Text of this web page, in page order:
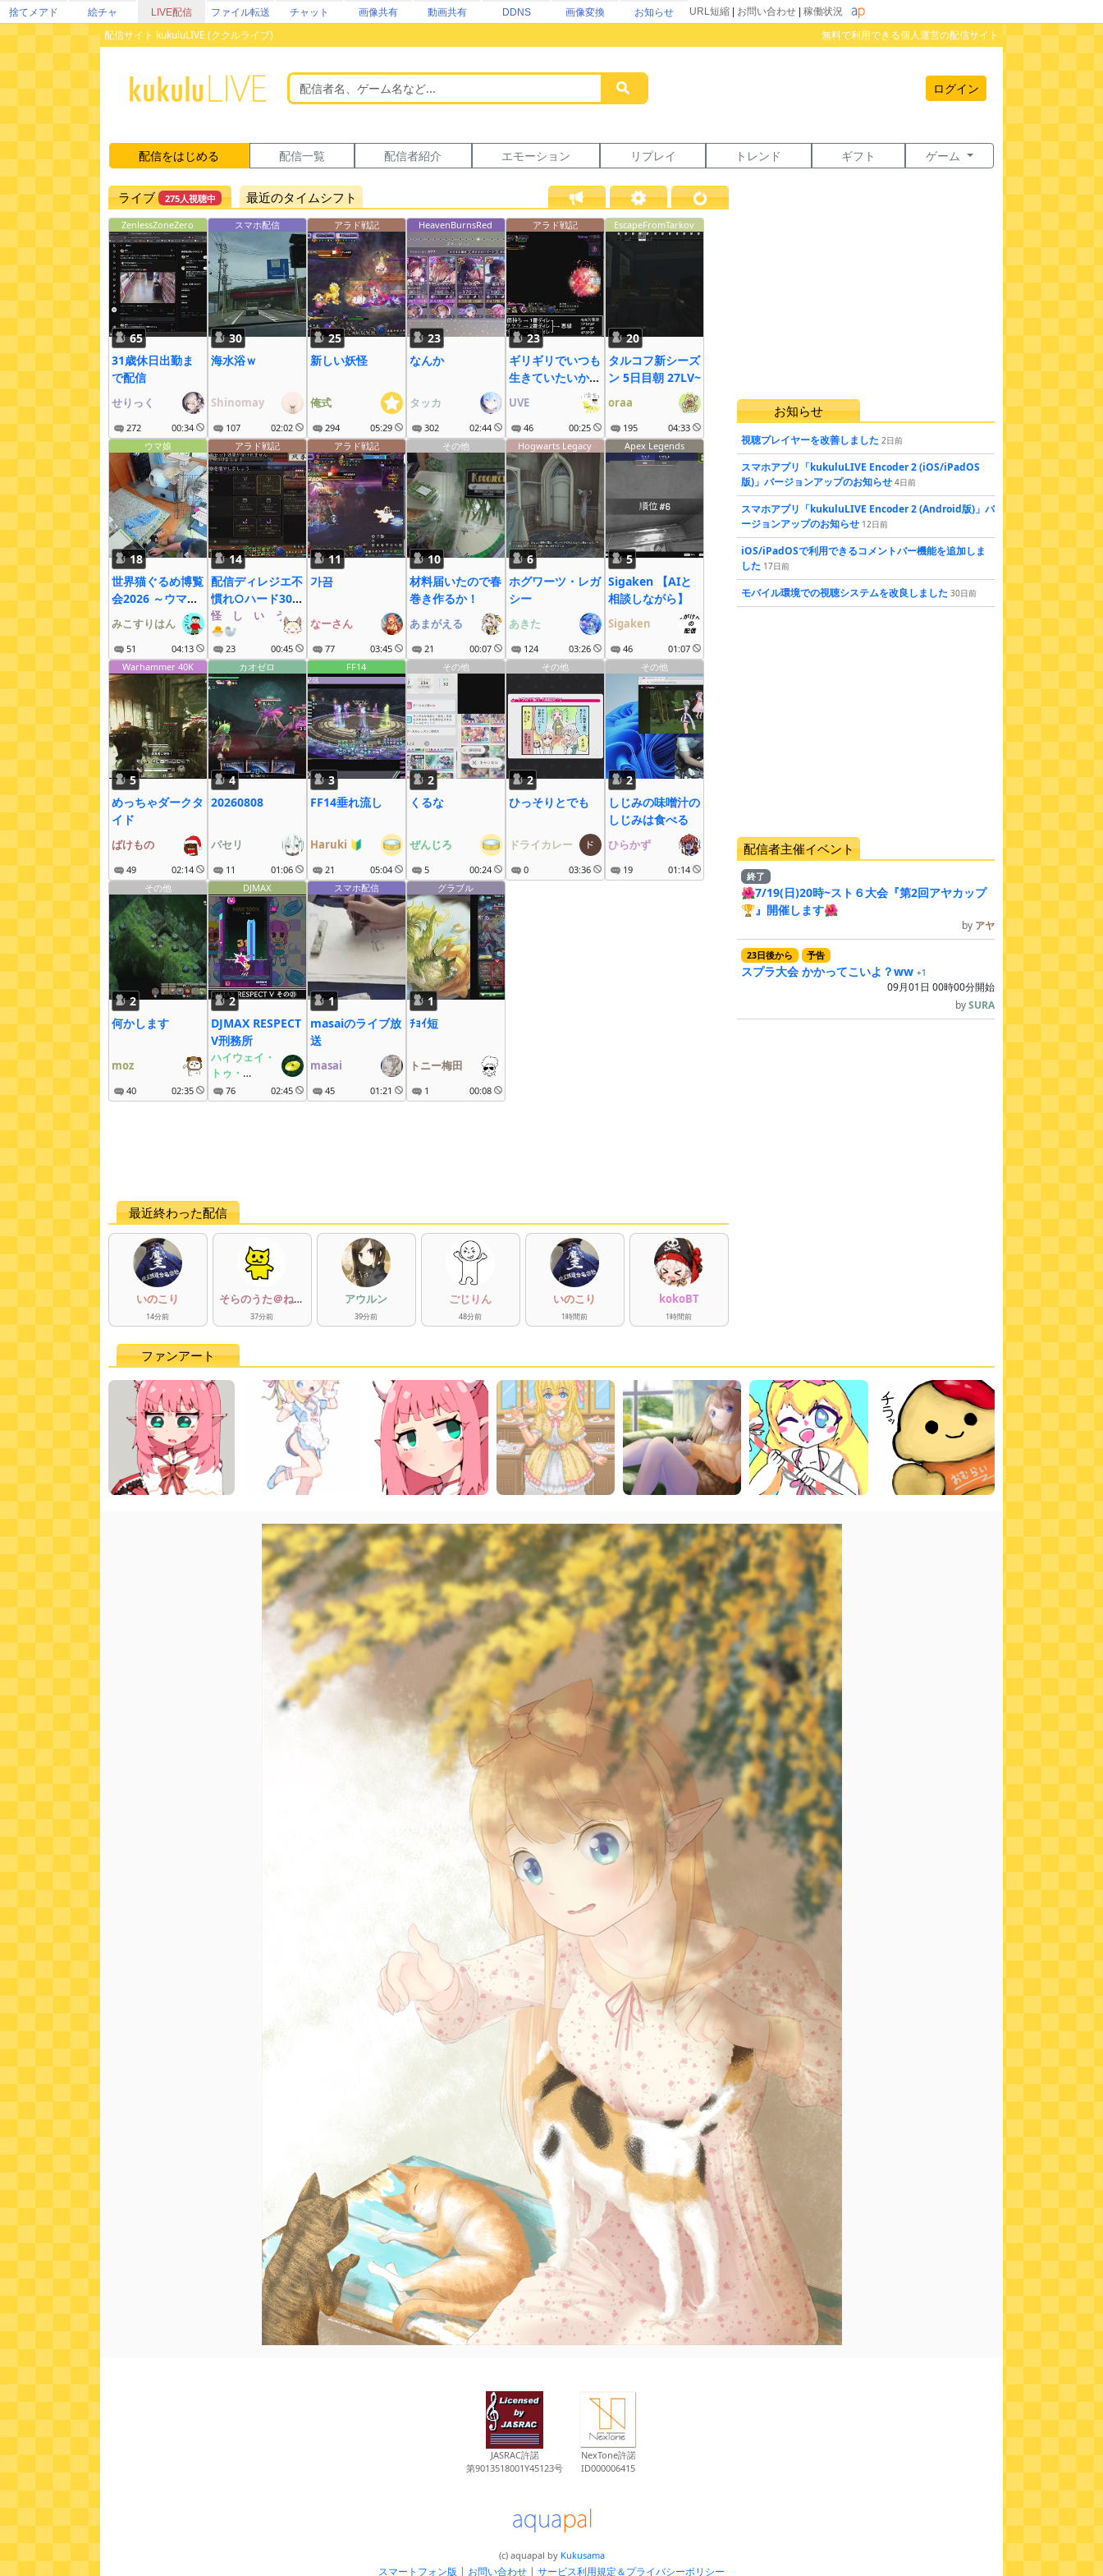
捨てメアド 絵チャ LIVE配信 ファイル転送 チャット 画像共有 動画共有 DDNS 画像変換 お知らせ URL短縮 お問い合わせ 稼働状況
配信サイト kukuluLIVE (ククルライブ) 無料で利用できる個人運営の配信サイト
ログイン
配信をはじめる 配信一覧 配信者紹介 エモーション リプレイ トレンド ギフト ゲーム
ライブ 275人視聴中 最近のタイムシフト
ZenlessZoneZero
65
31歳休日出勤ま
で配信
せりっく
272 00:34
スマホ配信
30
海水浴ｗ
Shinomay
107 02:02
アラド戦記
25
新しい妖怪
俺式
294 05:29
HeavenBurnsRed
23
なんか
タッカ
302 02:44
アラド戦記
23
ギリギリでいつも
生きていたいか
ら.arad
UVE
46 00:25
EscapeFromTarkov
20
タルコフ新シーズ
ン 5日目朝 27LV~
oraa
195
04:33
ウマ娘
18
世界猫ぐるめ博覧
会2026 ～ウマ娘
も大疾走にゃ～
みこすりはん
51 04:13
アラド戦記
14
配信ディレジエ不
慣れ○ハード30周
12：30～
怪゚し゚い゚う゚な゚ぎ゚
🐣🦭
23 00:45
アラド戦記
11
가끔
なーさん
77 03:45
その他
10
材料届いたので春
巻き作るか！
あまがえる
21 00:07
Hogwarts Legacy
6
ホグワーツ・レガ
シー
あきた
124 03:26
Apex Legends
5
Sigaken 【AIと
相談しながら】
Sigaken
46
01:07
Warhammer 40K
5
めっちゃダークタ
イド
ばけもの
49 02:14
カオゼロ
4
20260808
パセリ
11 01:06
FF14
3
FF14垂れ流し
Haruki 🔰
21 05:04
その他
2
くるな
ぜんじろ
5 00:24
その他
2
ひっそりとでも
ドライカレー
0 03:36
その他
2
しじみの味噌汁の
しじみは食べる
ひらかず
19
01:14
その他
2
何かします
moz
40 02:35
DJMAX
2
DJMAX RESPECT
V刑務所
ハイウェイ・
トゥ・
ヘルのDISC
76 02:45
スマホ配信
1
masaiのライブ放
送
masai
45 01:21
グラブル
1
ﾁｮｲ短
トニー梅田
1 00:08
最近終わった配信
いのこり
14分前
そらのうた＠ねこ
おじ
37分前
アウルン
39分前
ごじりん
48分前
いのこり
1時間前
kokoBT
1時間前
お知らせ
視聴プレイヤーを改善しました 2日前
スマホアプリ「kukuluLIVE Encoder 2 (iOS/iPadOS
版)」バージョンアップのお知らせ 4日前
スマホアプリ「kukuluLIVE Encoder 2 (Android版)」バ
ージョンアップのお知らせ 12日前
iOS/iPadOSで利用できるコメントバー機能を追加しま
した 17日前
モバイル環境での視聴システムを改良しました 30日前
配信者主催イベント
終了
🌺7/19(日)20時~スト６大会『第2回アヤカップ
🏆』開催します🌺
by アヤ
23日後から 予告
スプラ大会 かかってこいよ？ww +1
09月01日 00時00分開始
bySURA
ファンアート
JASRAC許諾
第9013518001Y45123号
NexTone許諾
ID000006415
(c) aquapal by Kukusama
スマートフォン版 | お問い合わせ | サービス利用規定＆プライバシーポリシー